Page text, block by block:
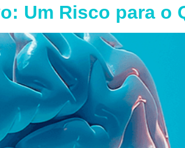
Um Risco para o